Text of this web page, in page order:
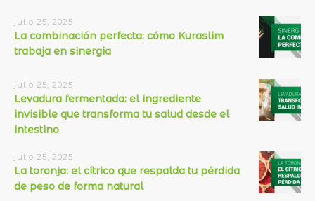
julio 25, 2025
La combinación perfecta: cómo Kuraslim
trabaja en sinergia
julio 25, 2025
Levadura fermentada: el ingrediente
invisible que transforma tu salud desde el
intestino
julio 25, 2025
La toronja: el cítrico que respalda tu pérdida
de peso de forma natural